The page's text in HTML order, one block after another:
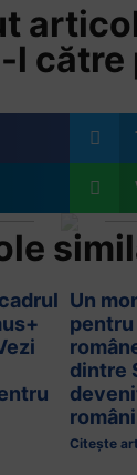
l către
Un
dintre
români
Citește